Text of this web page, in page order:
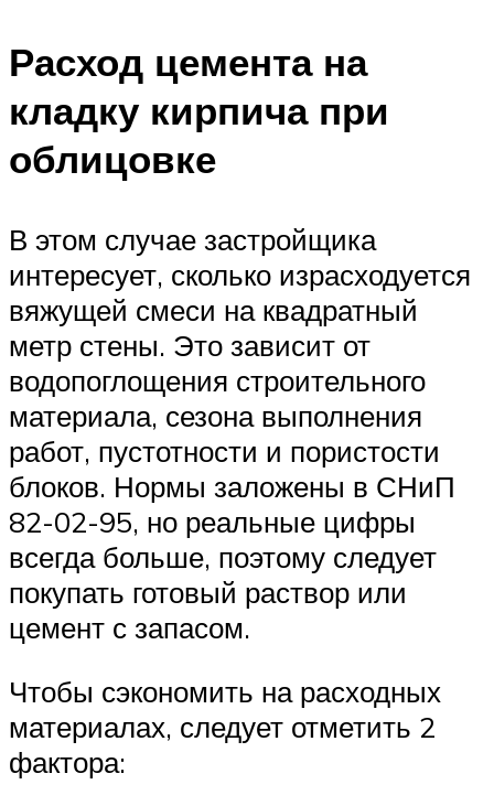
Расход цемента на
кладку кирпича при
облицовке
В этом случае застройщика
интересует, сколько израсходуется
вяжущей смеси на квадратный
метр стены. Это зависит от
водопоглощения строительного
материала, сезона выполнения
работ, пустотности и пористости
блоков. Нормы заложены в СНиП
82-02-95, но реальные цифры
всегда больше, поэтому следует
покупать готовый раствор или
цемент с запасом.
Чтобы сэкономить на расходных
материалах, следует отметить 2
фактора: